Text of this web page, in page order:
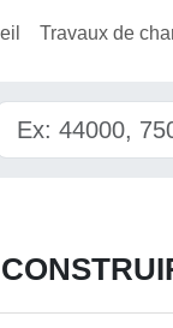
Travaux de